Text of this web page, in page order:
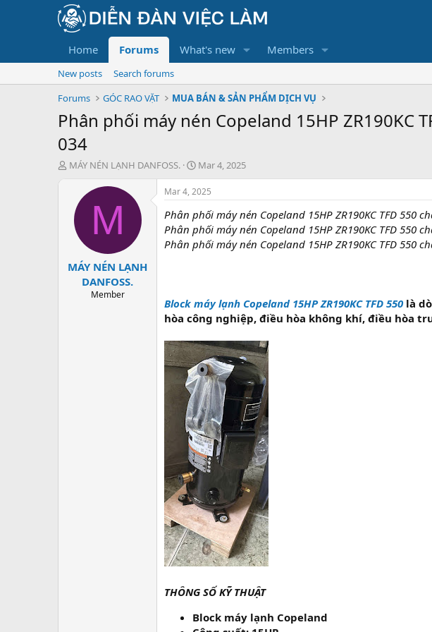
Home Forums What's new Members
New posts
Search forums
Forums
GÓC RAO VẶT MUA BÁN & SẢN PHẨM DỊCH VỤ
Phân phối máy nén Copeland 15HP ZR190KC
034
T
a
MÁY NÉN LẠNH DANFOSS.
S
t
a
r
t
d
a
Mar 4, 2025
M
MÁY NÉN LẠNH
DANFOSS.
Member
Mar 4, 2025
Phân phối máy nén Copeland 15HP ZR190KC TFD 550
Phân phối máy nén Copeland 15HP ZR190KC TFD 550
Phân phối máy nén Copeland 15HP ZR190KC TFD 550
Block máy lạnh Copeland 15HP ZR190KC TFD 550là
hòa công nghiệp, điều hòa không khí, điều hòa
THÔNG SỐ KỸ THUẬT
Block máy lạnh Copeland